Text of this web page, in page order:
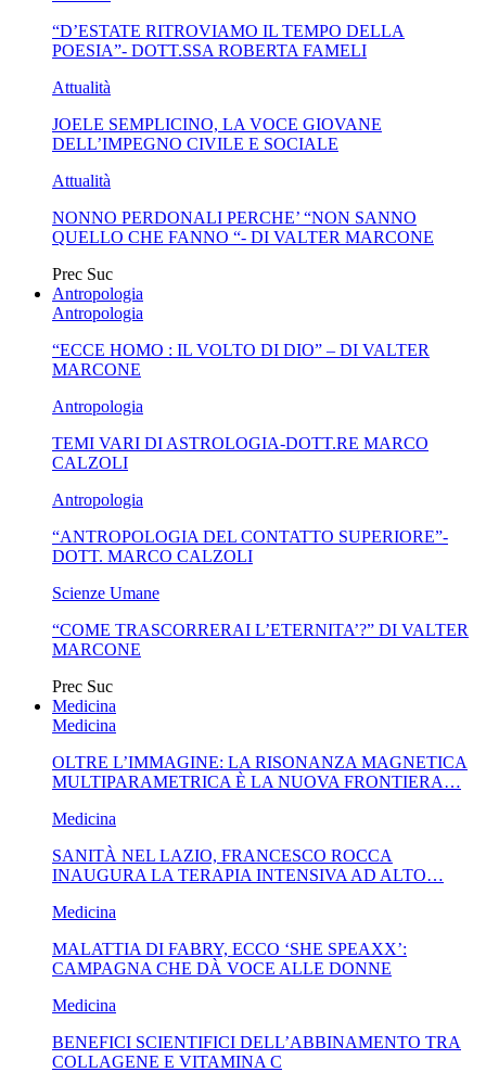
BUSSOLA PSICOLOGICA TRA PROTEZIONE E BUON
SENSO IN...
“D’ESTATE RITROVIAMO IL TEMPO DELLA
POESIA”- DOTT.SSA ROBERTA FAMELI
Attualità
JOELE SEMPLICINO, LA VOCE GIOVANE
DELL’IMPEGNO CIVILE E SOCIALE
Attualità
NONNO PERDONALI PERCHE’ “NON SANNO
QUELLO CHE FANNO “- DI VALTER MARCONE
Prec Suc
Antropologia
Antropologia
“ECCE HOMO : IL VOLTO DI DIO” – DI VALTER
MARCONE
Antropologia
TEMI VARI DI ASTROLOGIA-DOTT.RE MARCO
CALZOLI
Antropologia
“ANTROPOLOGIA DEL CONTATTO SUPERIORE”-
DOTT. MARCO CALZOLI
Scienze Umane
“COME TRASCORRERAI L’ETERNITA’?” DI VALTER
MARCONE
Prec Suc
Medicina
Medicina
OLTRE L’IMMAGINE: LA RISONANZA MAGNETICA
MULTIPARAMETRICA È LA NUOVA FRONTIERA…
Medicina
SANITÀ NEL LAZIO, FRANCESCO ROCCA
INAUGURA LA TERAPIA INTENSIVA AD ALTO…
Medicina
MALATTIA DI FABRY, ECCO ‘SHE SPEAXX’:
CAMPAGNA CHE DÀ VOCE ALLE DONNE
Medicina
BENEFICI SCIENTIFICI DELL’ABBINAMENTO TRA
COLLAGENE E VITAMINA C